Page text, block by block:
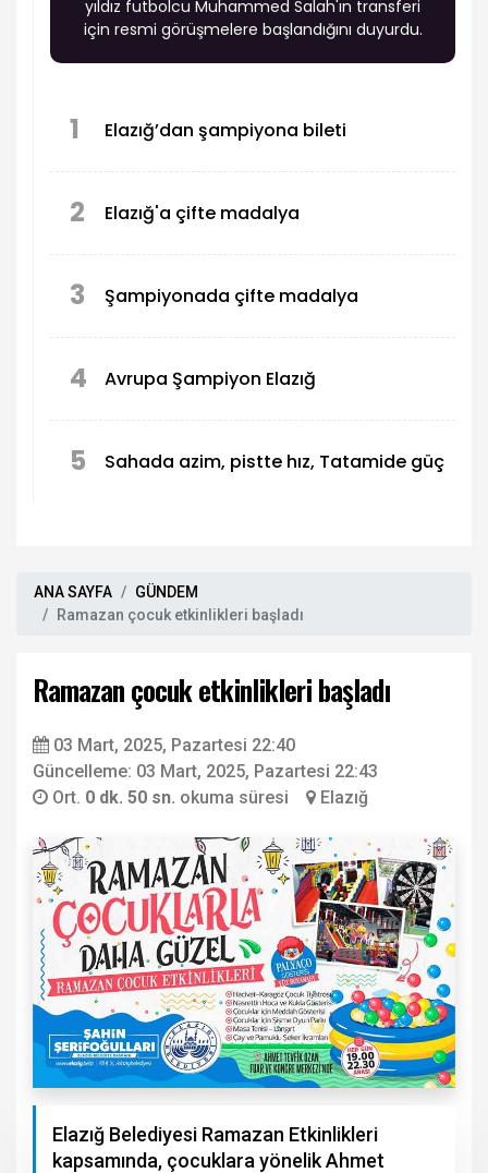
yıldız futbolcu Muhammed Salah'ın transferi
için resmi görüşmelere başlandığını duyurdu.
1 Elazığ’dan şampiyona bileti
2 Elazığ'a çifte madalya
3 Şampiyonada çifte madalya
4 Avrupa Şampiyon Elazığ
5 Sahada azim, pistte hız, Tatamide güç
ANA SAYFA
GÜNDEM
Ramazan çocuk etkinlikleri başladı
Ramazan çocuk etkinlikleri başladı
03 Mart, 2025, Pazartesi 22:40
Güncelleme: 03 Mart, 2025, Pazartesi 22:43
Ort. 0 dk. 50 sn. okuma süresi Elazığ
Elazığ Belediyesi Ramazan Etkinlikleri
kapsamında, çocuklara yönelik Ahmet